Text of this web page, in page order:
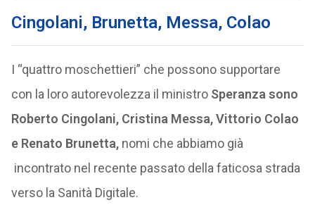
Cingolani, Brunetta, Messa, Colao
I “quattro moschettieri” che possono supportare
con la loro autorevolezza il ministro Speranza sono
Roberto Cingolani, Cristina Messa, Vittorio Colao
e Renato Brunetta,nomi che abbiamo già
incontrato nel recente passato della faticosa strada
verso la Sanità Digitale.